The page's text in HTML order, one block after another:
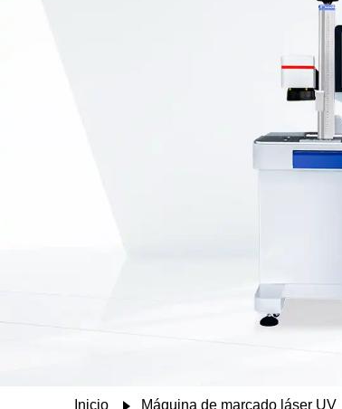
Inicio Máquina de marcado láser UV